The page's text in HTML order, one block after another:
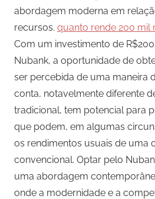
abordagem moderna em
recursos. quanto rende 200 mil
Com um investimento de
Nubank, a oportunidade de
ser percebida de uma maneira
conta, notavelmente diferente
tradicional, tem potencial para
que podem, em algumas
os rendimentos usuais de uma
convencional. Optar pelo
uma abordagem
onde a modernidade e a